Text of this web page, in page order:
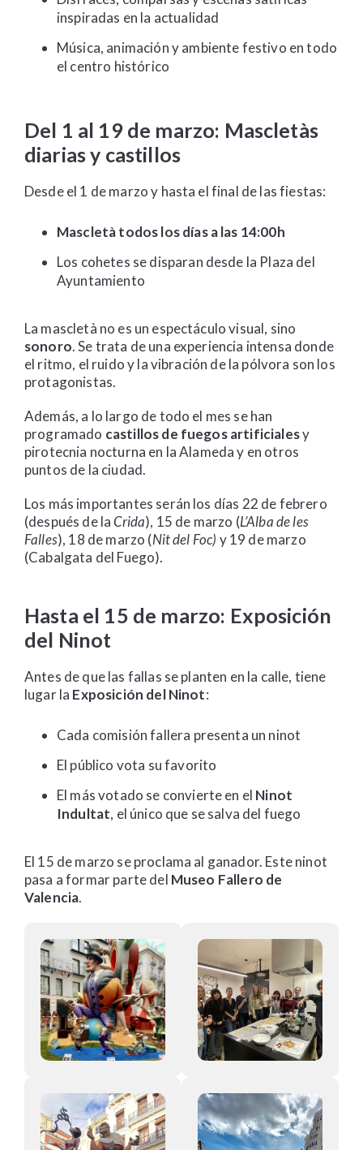
inspiradas en la actualidad
Música, animación y ambiente festivo en todo
el centro histórico
Del 1 al 19 de marzo: Mascletàs
diarias y castillos
Desde el 1 de marzo y hasta el final de las fiestas:
Mascletà todos los días a las 14:00h
Los cohetes se disparan desde la Plaza del
Ayuntamiento
La mascletà no es un espectáculo visual, sino
sonoro. Se trata de una experiencia intensa donde
el ritmo, el ruido y la vibración de la pólvora son los
protagonistas.
Además, a lo largo de todo el mes se han
programado castillos de fuegos artificialesy
pirotecnia nocturna en la Alameda y en otros
puntos de la ciudad.
Los más importantes serán los días 22 de febrero
(después de laCrida), 15 de marzo (L’Alba de les
Falles), 18 de marzo (Nit del Foc) y 19 de marzo
(Cabalgata del Fuego).
Hasta el 15 de marzo: Exposición
del Ninot
Antes de que las fallas se planten en la calle, tiene
lugar la Exposición del Ninot:
Cada comisión fallera presenta un ninot
El público vota su favorito
El más votado se convierte en el Ninot
Indultat, el único que se salva del fuego
El 15 de marzo se proclama al ganador. Este ninot
pasa a formar parte del Museo Fallero de
Valencia.